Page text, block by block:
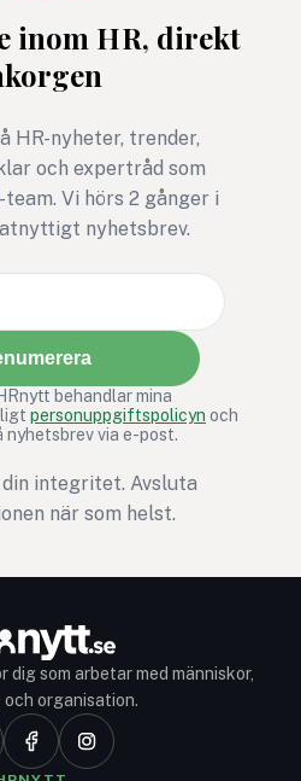
inom HR, direkt
HR-nyheter, trender,
och expertråd som
Vi hörs 2 gånger i
nyhetsbrev.
behandlar mina
personuppgiftspolicyn och
via e-post.
integritet. Avsluta
när som helst.
som arbetar med människor,
organisation.